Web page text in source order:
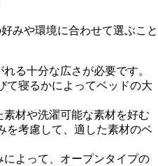
みや環境に合わせて選ぶこと
る十分な広さが必要です。
て寝るかによってベッドの大
材や洗濯可能な素材を好む
を考慮して、適した素材のベ
によって、オープンタイプの